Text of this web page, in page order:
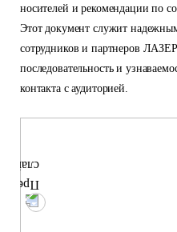
носителей и рекомендации по
Этот документ служит
сотрудников и партнеров
последовательность и
контакта с аудиторией.